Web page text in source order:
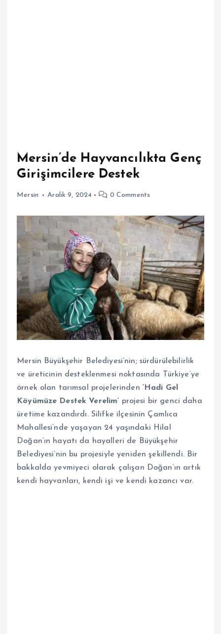
Mersin’de Hayvancılıkta Genç
Girişimcilere Destek
Mersin Aralık 9, 2024 0 Comments
Mersin Büyükşehir Belediyesi’nin; sürdürülebilirlik
ve üreticinin desteklenmesi noktasında Türkiye’ye
örnek olan tarımsal projelerinden ‘Hadi Gel
Köyümüze Destek Verelim’ projesi bir genci daha
üretime kazandırdı. Silifke ilçesinin Çamlıca
Mahallesi’nde yaşayan 24 yaşındaki Hilal
Doğan’ın hayatı da hayalleri de Büyükşehir
Belediyesi’nin bu projesiyle yeniden şekillendi. Bir
bakkalda yevmiyeci olarak çalışan Doğan’ın artık
kendi hayvanları, kendi işi ve kendi kazancı var.